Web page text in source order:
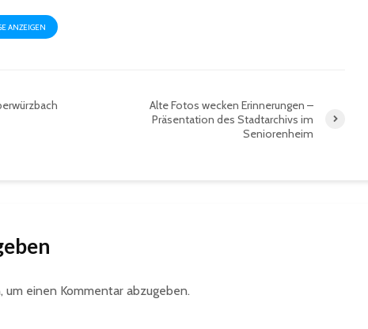
ANZEIGEN
Alte Fotos wecken Erinnerungen –
Präsentation des Stadtarchivs im
Seniorenheim
um einen Kommentar abzugeben.